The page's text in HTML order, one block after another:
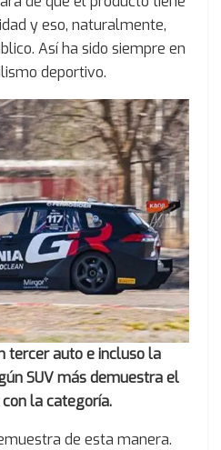
y eso, naturalmente,
Así ha sido siempre en
deportivo.
tercer auto e incluso la
SUV más demuestra el
la categoría.
de esta manera.